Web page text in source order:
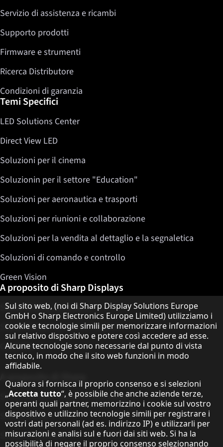
Servizio di assistenza e ricambi
Supporto prodotti
Firmware e strumenti
Ricerca Distributore
Condizioni di garanzia
Temi Specifici
LED Solutions Center
Direct View LED
Soluzioni per il cinema
Soluzionin per il settore "Education"
Soluzioni per aeronautica e trasporti
Soluzioni per riunioni e collaborazione
Soluzioni per la vendita al dettaglio e la segnaletica
Soluzioni di comando e controllo
Green Vision
A proposito di Sharp Displays
Sharp Display Solutions
Sharp Global Customer Program
Contatto
A proposito di Sharp
Sharp Europe (Sharp for Business)
Sharp Printers
Sharp IT Services
Informativa sulla protezione dei dati
Sul sito web, (noi di Sharp Display Solutions Europe
GmbH o Sharp Electronics Europe Limited) utilizziamo i
cookie e tecnologie simili per memorizzare informazioni
sul relativo dispositivo e potere così accedere ad esse.
Alcune tecnologie sono necessarie dal punto di vista
tecnico, in modo che il sito web funzioni in modo
affidabile.
Qualora si fornisca il proprio consenso e si selezioni
„Accetta tutto“, è possibile che anche aziende terze,
operanti quali partner, memorizzino i cookie sul vostro
dispositivo e utilizzino tecnologie simili per registrare i
vostri dati personali (ad es. indirizzo IP) e utilizzarli per
misurazioni e analisi sul e fuori dai siti web. Si ha la
possibilità di negare il proprio consenso selezionando